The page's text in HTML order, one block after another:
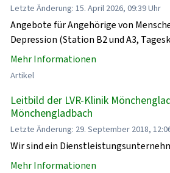
Letzte Änderung: 15. April 2026, 09:39 Uhr
Angebote für Angehörige von
Depression (Station B2 und A3,
Mehr Informationen
Artikel
Leitbild der LVR-Klinik
Mönchengladbach
Letzte Änderung: 29. September 2018,
Wir sind ein
Mehr Informationen